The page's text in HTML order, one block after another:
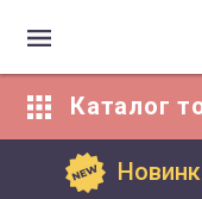
Каталог